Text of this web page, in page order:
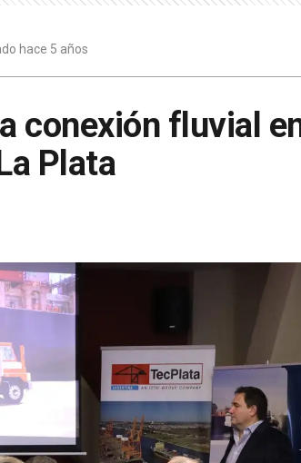
hace 5 años
conexión fluvial
Plata